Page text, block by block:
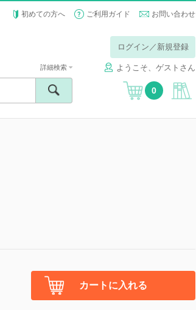
初めての方へ ご利用ガイド お問い合わせ
ログイン／新規登録
ようこそ、ゲストさん
詳細検索
0
カートに入れる